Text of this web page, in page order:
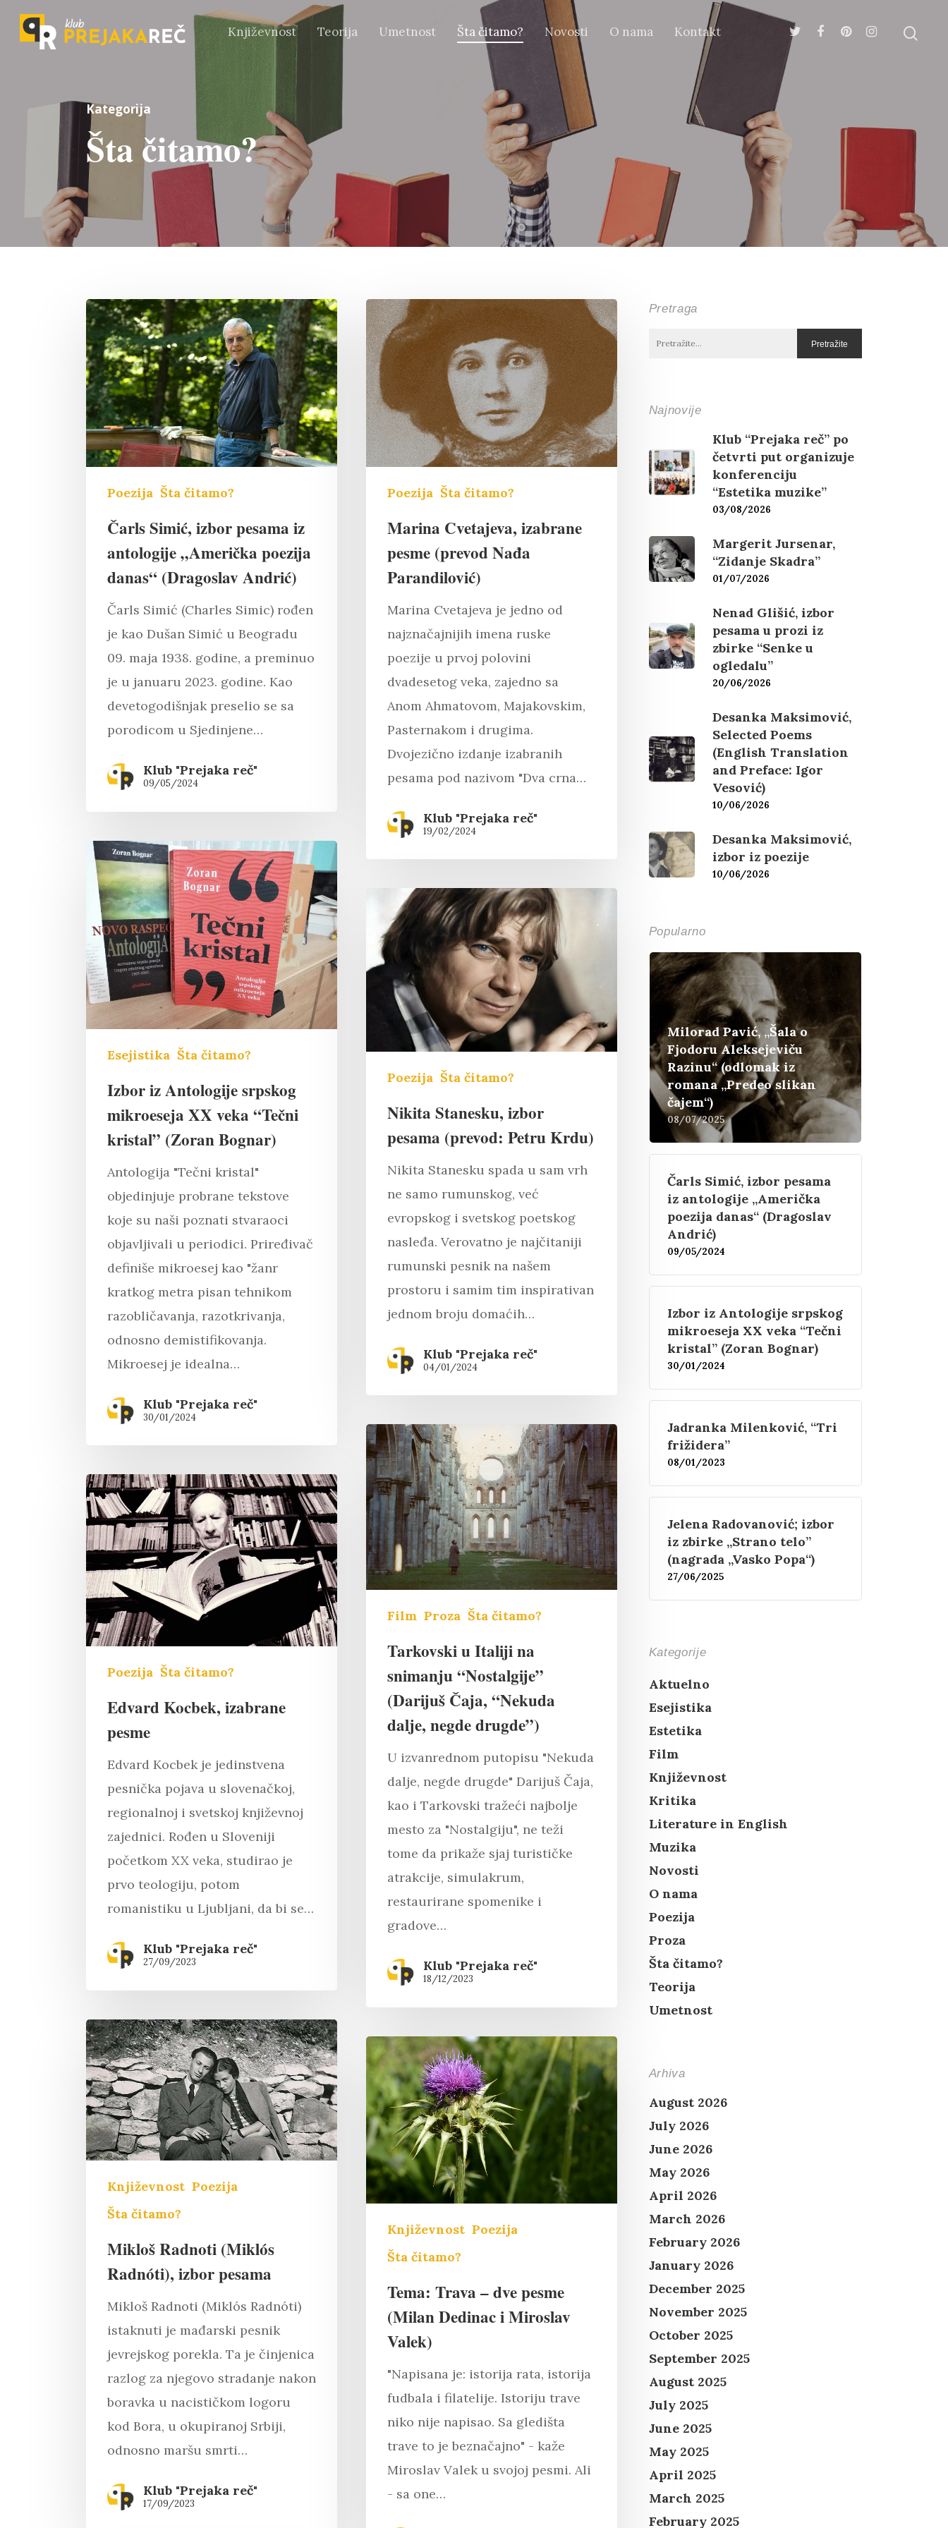
Pritisnite "Enter" da pretražite ili "Esc" da izađete
Književnost Teorija Umetnost Šta čitamo? Novosti O nama Kontakt
Kategorija
Šta čitamo?
Poezija Šta čitamo?
Čarls Simić, izbor pesama iz
antologije „Američka poezija
danas“ (Dragoslav Andrić)
Čarls Simić (Charles Simic) rođen
je kao Dušan Simić u Beogradu
09. maja 1938. godine, a preminuo
je u januaru 2023. godine. Kao
devetogodišnjak preselio se sa
porodicom u Sjedinjene…
Klub "Prejaka reč"
09/05/2024
Poezija Šta čitamo?
Marina Cvetajeva, izabrane
pesme (prevod Nađa
Parandilović)
Marina Cvetajeva je jedno od
najznačajnijih imena ruske
poezije u prvoj polovini
dvadesetog veka, zajedno sa
Anom Ahmatovom, Majakovskim,
Pasternakom i drugima.
Dvojezično izdanje izabranih
pesama pod nazivom "Dva crna…
Klub "Prejaka reč"
19/02/2024
Esejistika Šta čitamo?
Izbor iz Antologije srpskog
mikroeseja XX veka “Tečni
kristal” (Zoran Bognar)
Antologija "Tečni kristal"
objedinjuje probrane tekstove
koje su naši poznati stvaraoci
objavljivali u periodici. Priređivač
definiše mikroesej kao "žanr
kratkog metra pisan tehnikom
razobličavanja, razotkrivanja,
odnosno demistifikovanja.
Mikroesej je idealna…
Klub "Prejaka reč"
30/01/2024
Poezija Šta čitamo?
Nikita Stanesku, izbor
pesama (prevod: Petru Krdu)
Nikita Stanesku spada u sam vrh
ne samo rumunskog, već
evropskog i svetskog poetskog
nasleđa. Verovatno je najčitaniji
rumunski pesnik na našem
prostoru i samim tim inspirativan
jednom broju domaćih…
Klub "Prejaka reč"
04/01/2024
Film Proza Šta čitamo?
Tarkovski u Italiji na
snimanju “Nostalgije”
(Darijuš Čaja, “Nekuda
dalje, negde drugde”)
U izvanrednom putopisu "Nekuda
dalje, negde drugde" Darijuš Čaja,
kao i Tarkovski tražeći najbolje
mesto za "Nostalgiju", ne teži
tome da prikaže sjaj turističke
atrakcije, simulakrum,
restaurirane spomenike i
gradove…
Klub "Prejaka reč"
18/12/2023
Poezija Šta čitamo?
Edvard Kocbek, izabrane
pesme
Edvard Kocbek je jedinstvena
pesnička pojava u slovenačkoj,
regionalnoj i svetskoj književnoj
zajednici. Rođen u Sloveniji
početkom XX veka, studirao je
prvo teologiju, potom
romanistiku u Ljubljani, da bi se…
Klub "Prejaka reč"
27/09/2023
Književnost Poezija
Šta čitamo?
Mikloš Radnoti (Miklós
Radnóti), izbor pesama
Mikloš Radnoti (Miklós Radnóti)
istaknuti je mađarski pesnik
jevrejskog porekla. Ta je činjenica
razlog za njegovo stradanje nakon
boravka u nacističkom logoru
kod Bora, u okupiranoj Srbiji,
odnosno maršu smrti…
Klub "Prejaka reč"
17/09/2023
Književnost Poezija
Šta čitamo?
Tema: Trava – dve pesme
(Milan Dedinac i Miroslav
Valek)
"Napisana je: istorija rata, istorija
fudbala i filatelije. Istoriju trave
niko nije napisao. Sa gledišta
trave to je beznačajno" - kaže
Miroslav Valek u svojoj pesmi. Ali
- sa one…
Pretraga
Najnovije
Klub “Prejaka reč” po
četvrti put organizuje
konferenciju
“Estetika muzike”
03/08/2026
Margerit Jursenar,
“Zidanje Skadra”
01/07/2026
Nenad Glišić, izbor
pesama u prozi iz
zbirke “Senke u
ogledalu”
20/06/2026
Desanka Maksimović,
Selected Poems
(English Translation
and Preface: Igor
Vesović)
10/06/2026
Desanka Maksimović,
izbor iz poezije
10/06/2026
Popularno
Milorad Pavić, „Šala o
Fjodoru Aleksejeviču
Razinu“ (odlomak iz
romana „Predeo slikan
čajem“)
08/07/2025
Čarls Simić, izbor pesama
iz antologije „Američka
poezija danas“ (Dragoslav
Andrić)
09/05/2024
Izbor iz Antologije srpskog
mikroeseja XX veka “Tečni
kristal” (Zoran Bognar)
30/01/2024
Jadranka Milenković, “Tri
frižidera”
08/01/2023
Jelena Radovanović; izbor
iz zbirke „Strano telo”
(nagrada „Vasko Popa“)
27/06/2025
Kategorije
Aktuelno
Esejistika
Estetika
Film
Književnost
Kritika
Literature in English
Muzika
Novosti
O nama
Poezija
Proza
Šta čitamo?
Teorija
Umetnost
Arhiva
August 2026
July 2026
June 2026
May 2026
April 2026
March 2026
February 2026
January 2026
December 2025
November 2025
October 2025
September 2025
August 2025
July 2025
June 2025
May 2025
April 2025
March 2025
February 2025